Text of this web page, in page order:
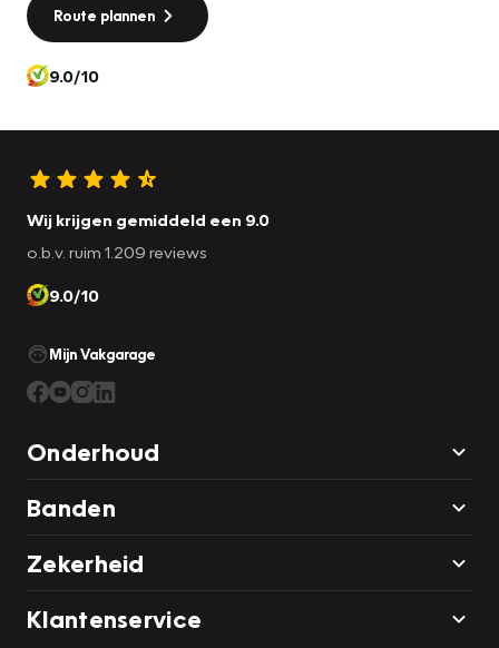
Route plannen
9.0/10
Wij krijgen gemiddeld een 9.0
o.b.v. ruim 1.209 reviews
9.0/10
Mijn Vakgarage
Onderhoud
Banden
Zekerheid
Klantenservice